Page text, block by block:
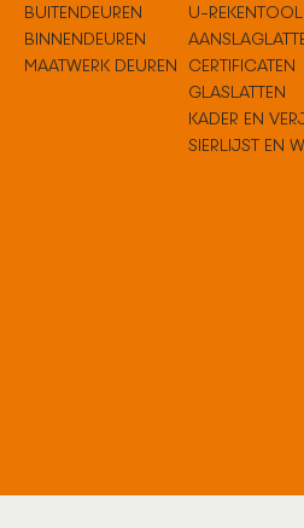
BUITENDEUREN
BINNENDEUREN
MAATWERK DEUREN
U-REKENTOOL
CERTIFICATEN
GLASLATTEN